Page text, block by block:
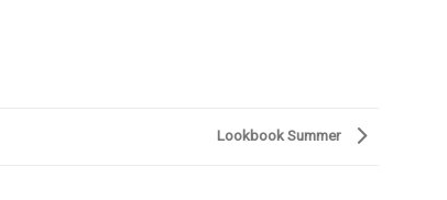
Lookbook Summer